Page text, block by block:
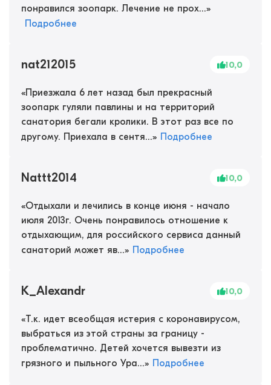
понравился зоопарк. Лечение не прох...»
Подробнее
nat212015 10,0
«Приезжала 6 лет назад был прекрасный
зоопарк гуляли павлины и на территорий
санатория бегали кролики. В этот раз все по
другому. Приехала в сентя...» Подробнее
Nattt2014 10,0
«Отдыхали и лечились в конце июня - начало
июля 2013г. Очень понравилось отношение к
отдыхающим, для российского сервиса данный
санаторий может яв...» Подробнее
K_Alexandr 10,0
«Т.к. идет всеобщая истерия с коронавирусом,
выбраться из этой страны за границу -
проблематично. Детей хочется вывезти из
грязного и пыльного Ура...» Подробнее